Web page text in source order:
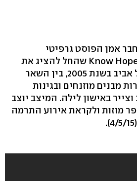
אמן הפוסט גרפיטי
הבינלאומי-ישראלי Know Hope שהחל להציג את
יצירותיו ברחובות תל אביב בשנת 2005, בין השאר
מבנים מוזנחים ובגינות
באישון לילה. המיצב יוצב
מוזות ולקראת אירוע התרמה